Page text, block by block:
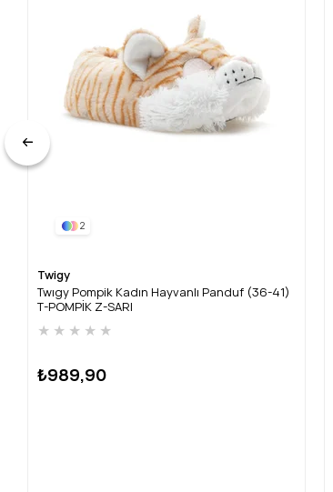
2
Twigy
Twıgy Pompik Kadın Hayvanlı Panduf (36-41)
T-POMPİK Z-SARI
★ ★ ★ ★ ★
₺989,90